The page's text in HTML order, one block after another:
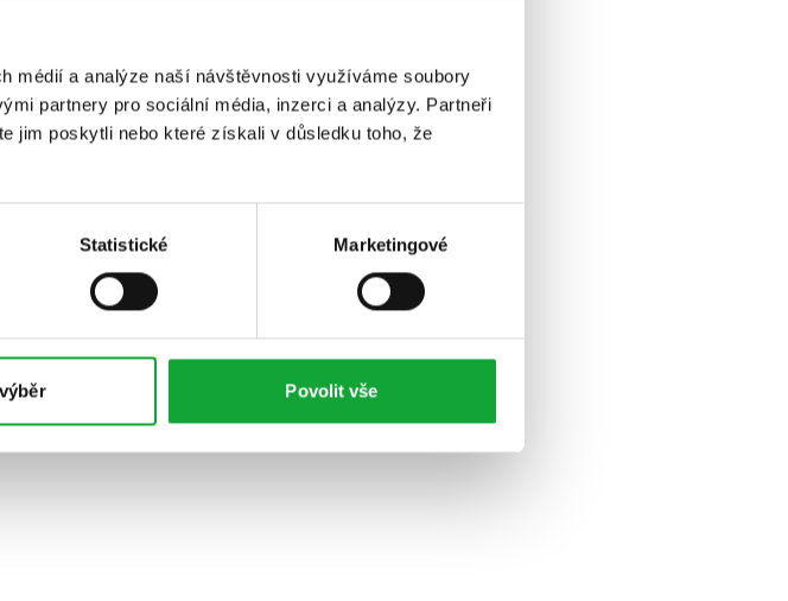
médií a analýze naší návštěvnosti využíváme soubory
partnery pro sociální média, inzerci a analýzy. Partneři
jim poskytli nebo které získali v důsledku toho, že
Statistické Marketingové
Povolit vše